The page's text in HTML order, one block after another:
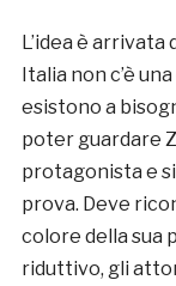
L’idea è
Italia non c’è
esistono a
poter guardare
protagonista e
prova. Deve
colore della sua
riduttivo, gli